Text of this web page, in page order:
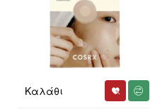
Καλάθι